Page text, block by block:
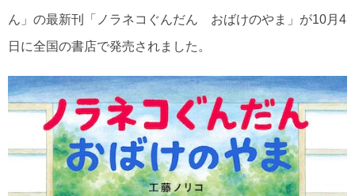
ん」の最新刊「ノラネコぐんだん おばけのやま」が10月4
日に全国の書店で発売されました。